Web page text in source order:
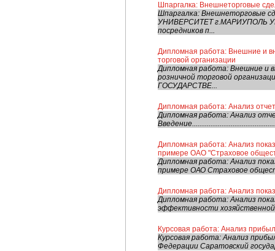
Шпаргалка: Внешнеторговые
Шпаргалка: Внешнеторговые
УНИВЕРСИТЕТ г.МАРИУПОЛЬ
посредников п...
Дипломная работа: Внешние и
торговой организации
Дипломная работа: Внешние и
розничной торговой
ГОСУДАРСТВЕ...
Дипломная работа: Анализ
Дипломная работа: Анализ
Дипломная работа: Анализ
примере ОАО "Страховое
Дипломная работа: Анализ
примере ОАО Страховое
Дипломная работа: Анализ
Дипломная работа: Анализ
эффективности
Курсовая работа: Анализ
Курсовая работа: Анализ
Федерации Саратовский